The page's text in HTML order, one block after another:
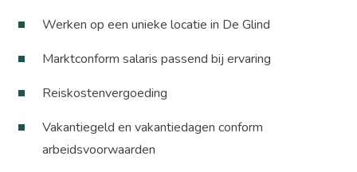
Werken op een unieke locatie in De Glind
Marktconform salaris passend bij ervaring
Reiskostenvergoeding
Vakantiegeld en vakantiedagen conform
arbeidsvoorwaarden